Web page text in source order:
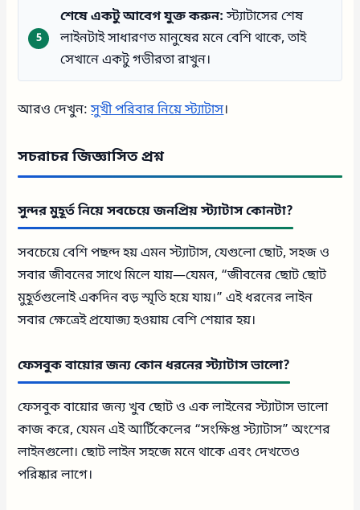
শেষে একটু আবেগ যুক্ত করুন:স্ট্যাটাসের শেষ
লাইনটাই সাধারণত মানুষের মনে বেশি থাকে, তাই
সেখানে একটু গভীরতা রাখুন।
আরও দেখুন:সুখী পরিবার নিয়ে স্ট্যাটাস।
সচরাচর জিজ্ঞাসিত প্রশ্ন
সুন্দর মুহূর্ত নিয়ে সবচেয়ে জনপ্রিয় স্ট্যাটাস কোনটা?
সবচেয়ে বেশি পছন্দ হয় এমন স্ট্যাটাস, যেগুলো ছোট, সহজ ও
সবার জীবনের সাথে মিলে যায়—যেমন, “জীবনের ছোট ছোট
মুহূর্তগুলোই একদিন বড় স্মৃতি হয়ে যায়।” এই ধরনের লাইন
সবার ক্ষেত্রেই প্রযোজ্য হওয়ায় বেশি শেয়ার হয়।
ফেসবুক বায়োর জন্য কোন ধরনের স্ট্যাটাস ভালো?
ফেসবুক বায়োর জন্য খুব ছোট ও এক লাইনের স্ট্যাটাস ভালো
কাজ করে, যেমন এই আর্টিকেলের “সংক্ষিপ্ত স্ট্যাটাস” অংশের
লাইনগুলো। ছোট লাইন সহজে মনে থাকে এবং দেখতেও
পরিষ্কার লাগে।